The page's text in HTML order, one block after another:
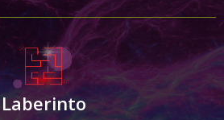
Laberinto